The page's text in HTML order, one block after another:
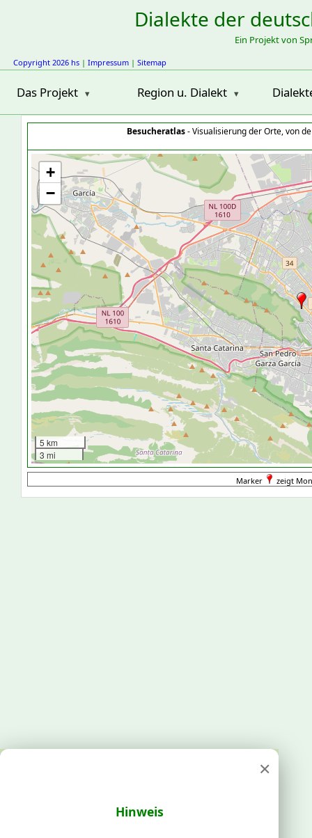
Dialekte der
Ein Projekt von
Copyright 2026 hs | Impressum | Sitemap
Das Projekt Region u. Dialekt
Besucheratlas- Visualisierung der Orte, von
+
−
5 km
3 mi
Marker zeigt
×
Hinweis